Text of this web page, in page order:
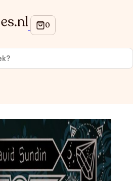
onze acties?
en ontvang
*
om contact op te nemen, in